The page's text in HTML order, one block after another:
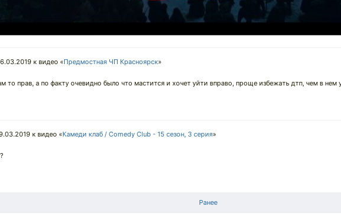
к видео «Предмостная ЧП Красноярск»
то прав, а по факту очевидно было что мастится и хочет уйти вправо, проще избежать дтп, чем в нем
к видео «Камеди клаб / Comedy Club - 15 сезон, 3 серия»
Ранее